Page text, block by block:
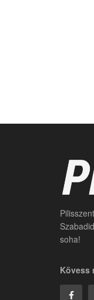
soha!
Kövess